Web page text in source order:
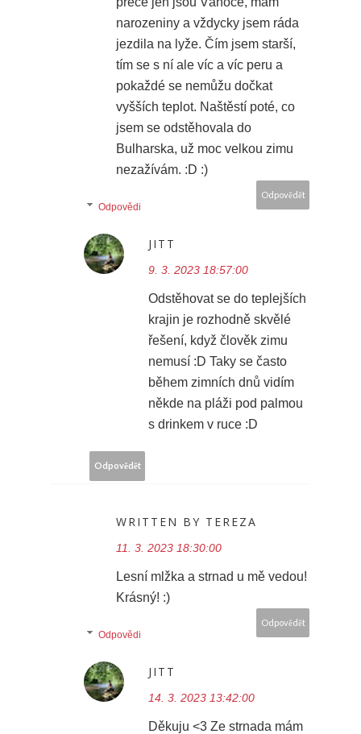
narozeniny a vždycky jsem ráda
jezdila na lyže. Čím jsem starší,
tím se s ní ale víc a víc peru a
pokaždé se nemůžu dočkat
vyšších teplot. Naštěstí poté, co
jsem se odstěhovala do
Bulharska, už moc velkou zimu
nezažívám. :D :)
Odpovědět
Odpovědi
JITT
9. 3. 2023 18:57:00
Odstěhovat se do teplejších
krajin je rozhodně skvělé
řešení, když člověk zimu
nemusí :D Taky se často
během zimních dnů vidím
někde na pláži pod palmou
s drinkem v ruce :D
Odpovědět
WRITTEN BY TEREZA
11. 3. 2023 18:30:00
Lesní mlžka a strnad u mě vedou!
Krásný! :)
Odpovědět
Odpovědi
JITT
14. 3. 2023 13:42:00
Děkuju <3 Ze strnada mám